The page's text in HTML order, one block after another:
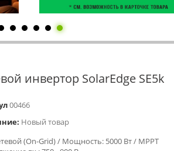
инвертор SolarEdge SE5k
00466
Новый товар
(On-Grid) / Мощность: 5000 Вт / MPPT